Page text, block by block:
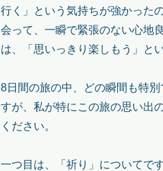
行く」という気持ちが強かった
会って、一瞬で緊張のない心地
は、「思いっきり楽しもう」と
8日間の旅の中、どの瞬間も特
すが、私が特にこの旅の思い出
ください。
一つ目は、「祈り」についてで